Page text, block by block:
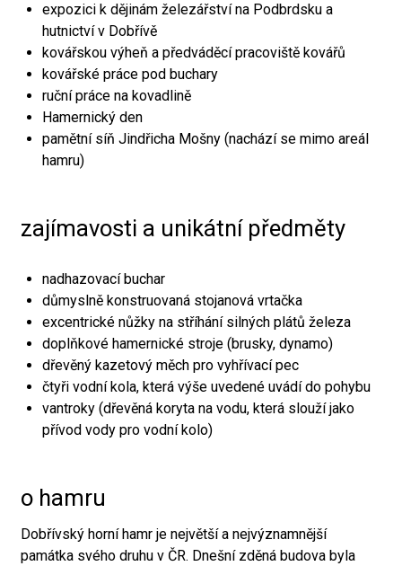
expozici k dějinám železářství na Podbrdsku a
hutnictví v Dobřívě
kovářskou výheň a předváděcí pracoviště kovářů
kovářské práce pod buchary
ruční práce na kovadlině
Hamernický den
pamětní síň Jindřicha Mošny (nachází se mimo areál
hamru)
zajímavosti a unikátní předměty
nadhazovací buchar
důmyslně konstruovaná stojanová vrtačka
excentrické nůžky na stříhání silných plátů železa
doplňkové hamernické stroje (brusky, dynamo)
dřevěný kazetový měch pro vyhřívací pec
čtyři vodní kola, která výše uvedené uvádí do pohybu
vantroky (dřevěná koryta na vodu, která slouží jako
přívod vody pro vodní kolo)
o hamru
Dobřívský horní hamr je největší a nejvýznamnější
památka svého druhu v ČR. Dnešní zděná budova byla